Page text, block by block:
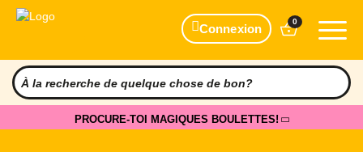
Connexion
0
PROCURE-TOI MAGIQUES BOULETTES!